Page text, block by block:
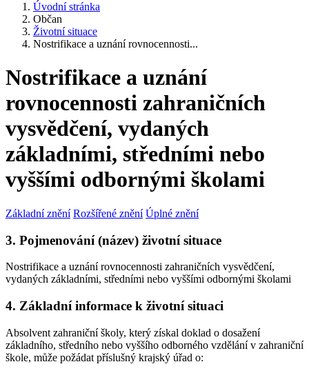
Úvodní stránka
Občan
Životní situace
Nostrifikace a uznání rovnocennosti...
Nostrifikace a uznání
rovnocennosti zahraničních
vysvědčení, vydaných
základními, středními nebo
vyššími odbornými školami
Základní znění Rozšířené znění Úplné znění
3. Pojmenování (název) životní situace
Nostrifikace a uznání rovnocennosti zahraničních vysvědčení,
vydaných základními, středními nebo vyššími odbornými školami
4. Základní informace k životní situaci
Absolvent zahraniční školy, který získal doklad o dosažení
základního, středního nebo vyššího odborného vzdělání v zahraniční
škole, může požádat příslušný krajský úřad o: